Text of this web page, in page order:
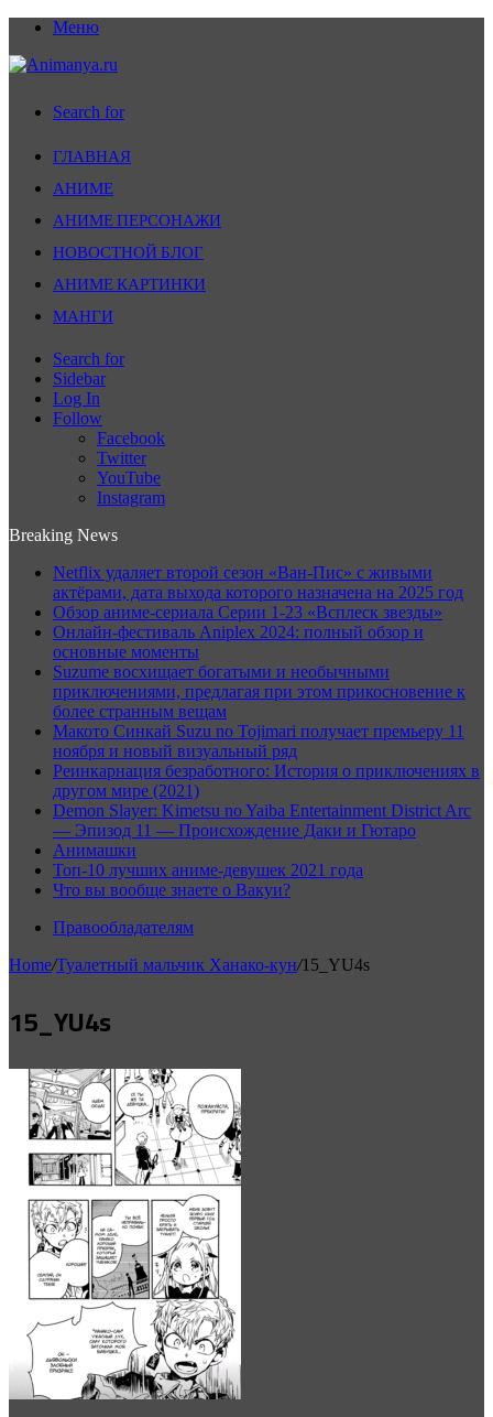
Меню
Search for
ГЛАВНАЯ
АНИМЕ
АНИМЕ ПЕРСОНАЖИ
НОВОСТНОЙ БЛОГ
АНИМЕ КАРТИНКИ
МАНГИ
Search for
Sidebar
Log In
Follow
Facebook
Twitter
YouTube
Instagram
Breaking News
Netflix удаляет второй сезон «Ван-Пис» с живыми
актёрами, дата выхода которого назначена на 2025 год
Обзор аниме-сериала Серии 1-23 «Всплеск звезды»
Онлайн-фестиваль Aniplex 2024: полный обзор и
основные моменты
Suzume восхищает богатыми и необычными
приключениями, предлагая при этом прикосновение к
более странным вещам
Макото Синкай Suzu no Tojimari получает премьеру 11
ноября и новый визуальный ряд
Реинкарнация безработного: История о приключениях в
другом мире (2021)
Demon Slayer: Kimetsu no Yaiba Entertainment District Arc
— Эпизод 11 — Происхождение Даки и Гютаро
Анимашки
Топ-10 лучших аниме-девушек 2021 года
Что вы вообще знаете о Вакуи?
Правообладателям
Home/Туалетный мальчик Ханако-кун/15_YU4s
15_YU4s